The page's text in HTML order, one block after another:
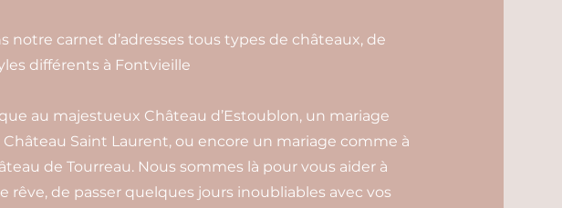
notre carnet d’adresses tous types de châteaux, de
différents à Fontvieille
au majestueux Château d’Estoublon, un mariage
Saint Laurent, ou encore un mariage comme à
de Tourreau. Nous sommes là pour vous aider à
rêve, de passer quelques jours inoubliables avec vos